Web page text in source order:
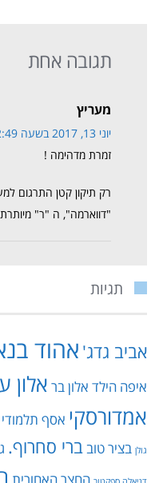
תגובה אחת
מעריץ
יוני 13, 2017 בשעה 12:49 pm
זמרת מדהימה !
רק תיקון קטן התרגום
"דווארמה", ה "ר"
תגיות
אביב גדג' אהוד
איפה הילד אלון בר אלון
אמדורסקי אסף תלמודי
גולן בציר טובברי סחרוף.
החצר האחורית